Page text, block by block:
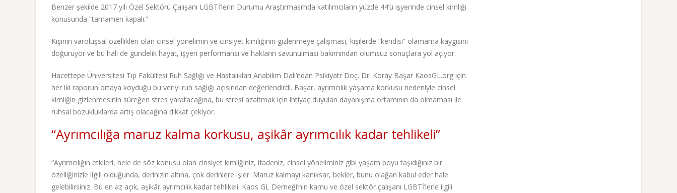
Benzer şekilde 2017 yılı Özel Sektörü Çalışanı LGBTİ’lerin Durumu Araştırması’nda katılımcıların yüzde 44’ü işyerinde cinsel kimliği
konusunda “tamamen kapalı.”
Kişinin varoluşsal özellikleri olan cinsel yönelimin ve cinsiyet kimliğinin gizlenmeye çalışması, kişilerde “kendisi” olamama kaygısını
doğuruyor ve bu hali de gündelik hayat, işyeri performansı ve hakların savunulması bakımından olumsuz sonuçlara yol açıyor.
Hacettepe Üniversitesi Tıp Fakültesi Ruh Sağlığı ve Hastalıkları Anabilim Dalı’ndan Psikiyatr Doç. Dr. Koray Başar KaosGL.org için
her iki raporun ortaya koyduğu bu veriyi ruh sağlığı açısından değerlendirdi. Başar, ayrımcılık yaşama korkusu nedeniyle cinsel
kimliğin gizlenmesinin süreğen stres yaratacağına, bu stresi azaltmak için ihtiyaç duyulan dayanışma ortamının da olmaması ile
ruhsal bozukluklarda artış olacağına dikkat çekiyor.
“Ayrımcılığa maruz kalma korkusu, aşikâr ayrımcılık kadar tehlikeli”
“Ayrımcılığın etkileri, hele de söz konusu olan cinsiyet kimliğiniz, ifadeniz, cinsel yöneliminiz gibi yaşam boyu taşıdığınız bir
özelliğinizle ilgili olduğunda, derinizin altına, çok derinlere işler. Maruz kalmayı kanıksar, bekler, bunu olağan kabul eder hale
gelebilirsiniz. Bu en az açık, aşikâr ayrımcılık kadar tehlikeli. Kaos GL Derneği’nin kamu ve özel sektör çalışanı LGBTİ’lerle ilgili